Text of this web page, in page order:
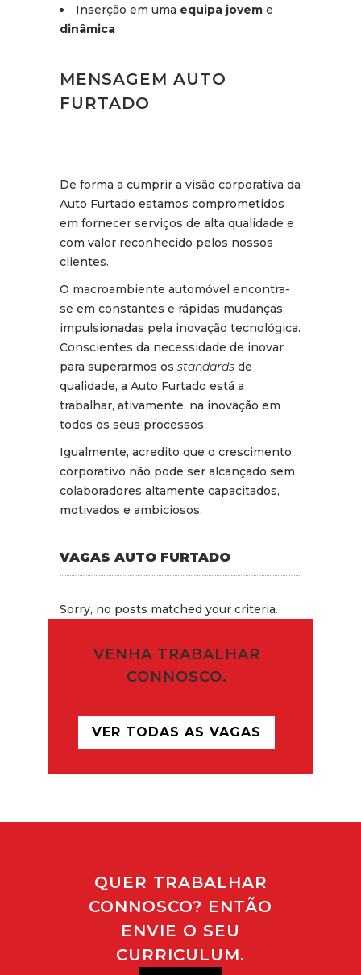
Inserção em uma equipa jovem e
dinâmica
MENSAGEM AUTO
FURTADO
De forma a cumprir a visão corporativa da
Auto Furtado estamos comprometidos
em fornecer serviços de alta qualidade e
com valor reconhecido pelos nossos
clientes.
O macroambiente automóvel encontra-
se em constantes e rápidas mudanças,
impulsionadas pela inovação tecnológica.
Conscientes da necessidade de inovar
para superarmos os standards de
qualidade, a Auto Furtado está a
trabalhar, ativamente, na inovação em
todos os seus processos.
Igualmente, acredito que o crescimento
corporativo não pode ser alcançado sem
colaboradores altamente capacitados,
motivados e ambiciosos.
VAGAS AUTO FURTADO
Sorry, no posts matched your criteria.
VENHA TRABALHAR
CONNOSCO.
VER TODAS AS VAGAS
QUER TRABALHAR
CONNOSCO? ENTÃO
ENVIE O SEU
CURRICULUM.